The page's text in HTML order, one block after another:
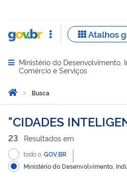
Abrir menu principal de
Ministério do Desenvolvimento,
Comércio e Serviços
Você está aqui:
Página Inicial
Busca
Busca
CIDADES
23 Resultados em
todo o GOV.BR
Ministério do Desenvolvimento,